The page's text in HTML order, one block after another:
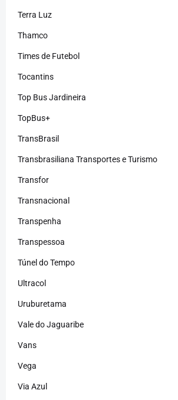
Terra Luz
Thamco
Times de Futebol
Tocantins
Top Bus Jardineira
TopBus+
TransBrasil
Transbrasiliana Transportes e Turismo
Transfor
Transnacional
Transpenha
Transpessoa
Túnel do Tempo
Ultracol
Uruburetama
Vale do Jaguaribe
Vans
Vega
Via Azul